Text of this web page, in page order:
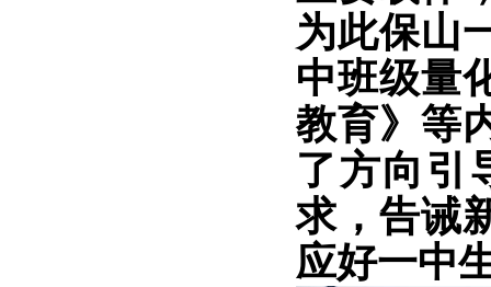
为此保山
中班级量
教育》等
了方向引
求，告诫
应好一中